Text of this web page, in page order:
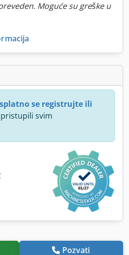
Moguće su greške u
se registrujte ili
svim
Pozvati